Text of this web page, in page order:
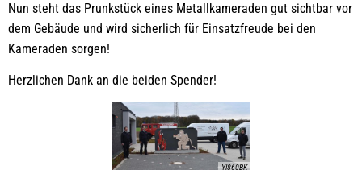
Nun steht das Prunkstück eines Metallkameraden gut sichtbar vor
dem Gebäude und wird sicherlich für Einsatzfreude bei den
Kameraden sorgen!
Herzlichen Dank an die beiden Spender!
YI860BK